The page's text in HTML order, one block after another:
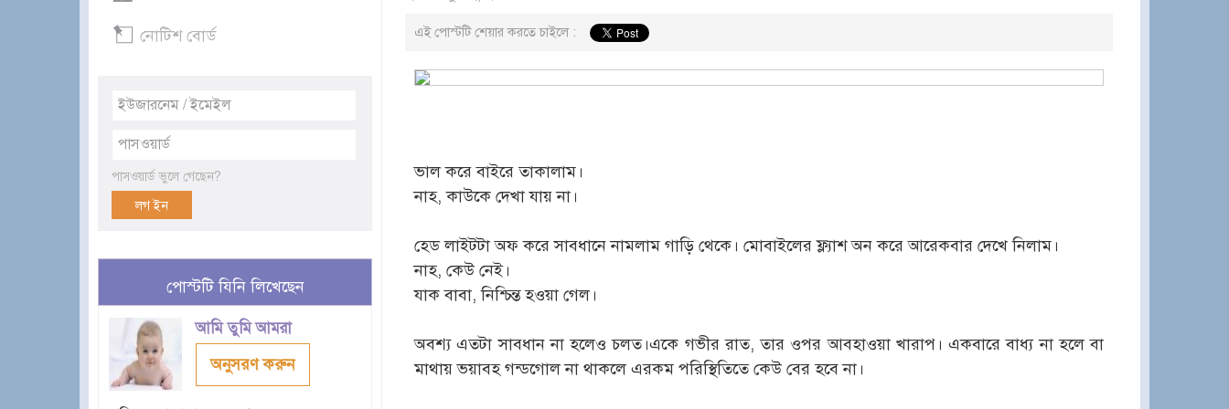
নোটিশ বোর্ড
পাসওয়ার্ড ভুলে গেছেন?
পোস্টটি যিনি লিখেছেন
আমি তুমি আমরা
অনুসরণ করুন
এই পোস্টটি শেয়ার করতে চাইলে :
ভাল করে বাইরে তাকালাম।
নাহ, কাউকে দেখা যায় না।
হেড লাইটটা অফ করে সাবধানে নামলাম গাড়ি থেকে। মোবাইলের ফ্ল্যাশ অন করে আরেকবার দেখে নিলাম।
নাহ, কেউ নেই।
যাক বাবা, নিশ্চিন্ত হওয়া গেল।
অবশ্য এতটা সাবধান না হলেও চলত।একে গভীর রাত, তার ওপর আবহাওয়া খারাপ। একবারে বাধ্য না হলে বা
মাথায় ভয়াবহ গন্ডগোল না থাকলে এরকম পরিস্থিতিতে কেউ বের হবে না।